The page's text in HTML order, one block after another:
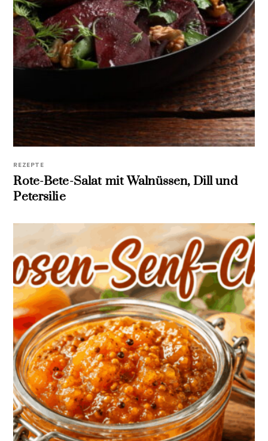
REZEPTE
Rote-Bete-Salat mit Walnüssen, Dill und
Petersilie